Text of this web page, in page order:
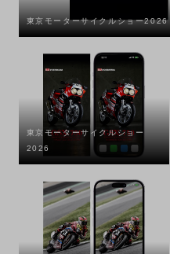
東京モーターサイクルショー2026
東京モーターサイクルショー
2026